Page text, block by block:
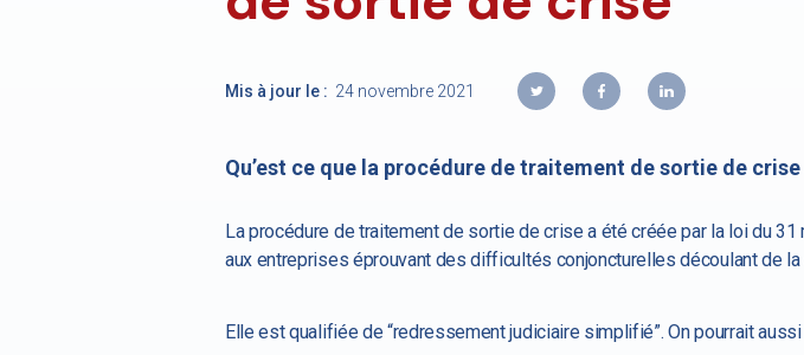
Mis à jour le : 24 novembre 2021
Qu’est ce que la procédure de traitement de sortie de
La procédure de traitement de sortie de crise a été créée par la loi du
aux entreprises éprouvant des difficultés conjoncturelles découlant de
Elle est qualifiée de “redressement judiciaire simplifié”. On pourrait